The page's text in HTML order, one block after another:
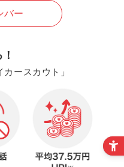
バー
ースカウト」